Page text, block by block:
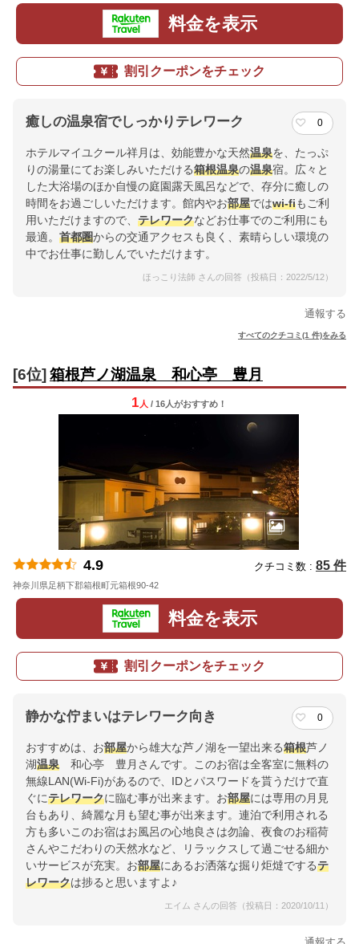
料金を表示
割引クーポンをチェック
癒しの温泉宿でしっかりテレワーク 0
ホテルマイユクール祥月は、効能豊かな天然温泉を、たっぷ
りの湯量にてお楽しみいただける箱根温泉の温泉宿。広々と
した大浴場のほか自慢の庭園露天風呂などで、存分に癒しの
時間をお過ごしいただけます。館内やお部屋ではwi-fiもご利
用いただけますので、 テレワークなどお仕事でのご利用にも
最適。 首都圏からの交通アクセスも良く、素晴らしい環境の
中でお仕事に勤しんでいただけます。
ほっこり法師 さんの回答（投稿日：2022/5/12）
通報する
すべてのクチコミ(1 件)をみる
[6位] 箱根芦ノ湖温泉 和心亭 豊月
1 人 / 16人がおすすめ！
4.9 クチコミ数 : 85 件
神奈川県足柄下郡箱根町元箱根90-42
料金を表示
割引クーポンをチェック
静かな佇まいはテレワーク向き 0
おすすめは、お部屋から雄大な芦ノ湖を一望出来る箱根芦ノ
湖温泉 和心亭 豊月さんです。このお宿は全客室に無料の
無線LAN(Wi-Fi)があるので、IDとパスワードを貰うだけで直
ぐにテレワークに臨む事が出来ます。お部屋には専用の月見
台もあり、綺麗な月も望む事が出来ます。連泊で利用される
方も多いこのお宿はお風呂の心地良さは勿論、夜食のお稲荷
さんやこだわりの天然水など、リラックスして過ごせる細か
いサービスが充実。お部屋にあるお洒落な掘り炬燵でするテ
レワークは捗ると思いますよ♪
エイム さんの回答（投稿日：2020/10/11）